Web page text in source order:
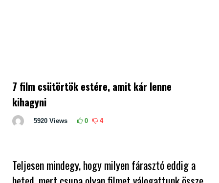
7 film csütörtök estére, amit kár lenne
kihagyni
5920 Views 0 4
Teljesen mindegy, hogy milyen fárasztó eddig a